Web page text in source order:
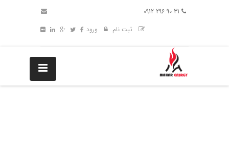
ثبت نام
ورود